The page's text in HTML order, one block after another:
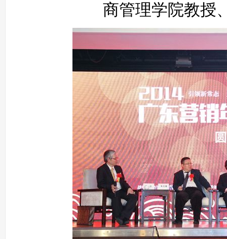
商管理学院教授